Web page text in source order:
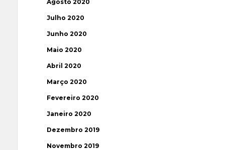
Agosto 2020
Julho 2020
Junho 2020
Maio 2020
Abril 2020
Março 2020
Fevereiro 2020
Janeiro 2020
Dezembro 2019
Novembro 2019